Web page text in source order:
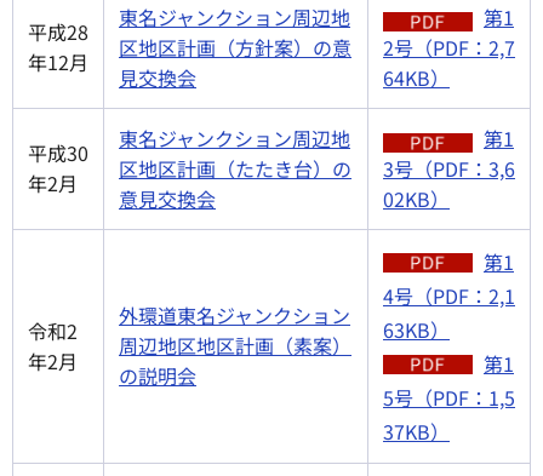
平成28
年12月
東名ジャンクション周辺地
区地区計画（方針案）の意
見交換会
第1
2号（PDF：2,7
64KB）
平成30
年2月
東名ジャンクション周辺地
区地区計画（たたき台）の
意見交換会
第1
3号（PDF：3,6
02KB）
令和2
年2月
外環道東名ジャンクション
周辺地区地区計画（素案）
の説明会
第1
4号（PDF：2,1
63KB）
第1
5号（PDF：1,5
37KB）